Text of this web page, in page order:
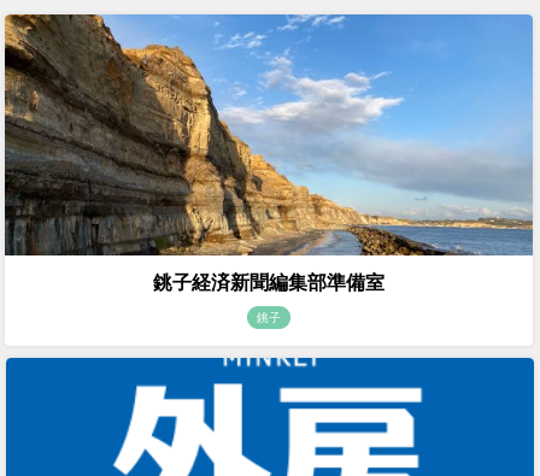
銚子経済新聞編集部準備室
銚子